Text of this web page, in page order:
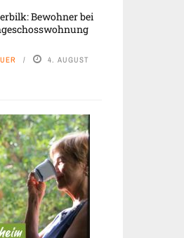
Bewohner bei
4. AUGUST